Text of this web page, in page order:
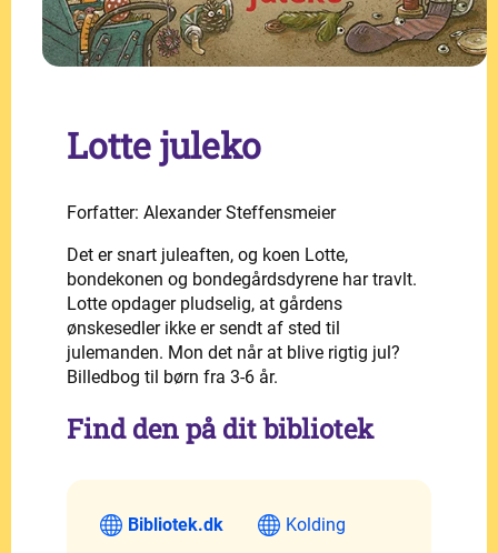
Lotte juleko
Forfatter: Alexander Steffensmeier
Det er snart juleaften, og koen Lotte,
bondekonen og bondegårdsdyrene har travlt.
Lotte opdager pludselig, at gårdens
ønskesedler ikke er sendt af sted til
julemanden. Mon det når at blive rigtig jul?
Billedbog til børn fra 3-6 år.
Find den på dit bibliotek
Bibliotek.dk
Kolding